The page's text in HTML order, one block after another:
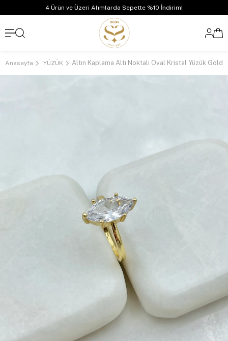
4 Ürün ve Üzeri Alımlarda Sepette %10 İndirim!
Anasayfa YÜZÜK Altın Kaplama Altı Noktalı Oval Kristal Yüzük Gold